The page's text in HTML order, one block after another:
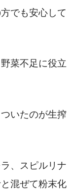
でも安心して
菜不足に役立
いたのが生搾
、スピルリナ
混ぜて粉末化